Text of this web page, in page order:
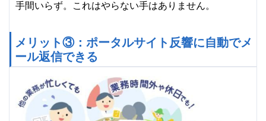
手間いらず。これはやらない手はありません。
メリット③：ポータルサイト反響に自動でメ
ール返信できる